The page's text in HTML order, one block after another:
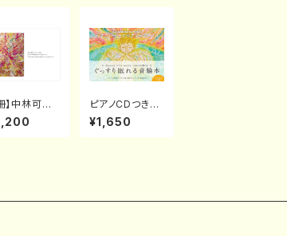
】中林可寶
ンダー 202
ピアノCDつき絵
本「天使スリーピ
ーの世界子守歌
¥1,650